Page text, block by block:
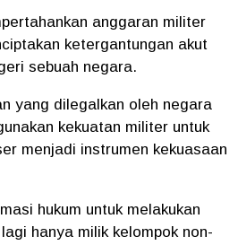
anggaran militer
ketergantungan akut
sebuah negara.
yang dilegalkan oleh negara
kekuatan militer untuk
menjadi instrumen kekuasaan
hukum untuk melakukan
hanya milik kelompok non-